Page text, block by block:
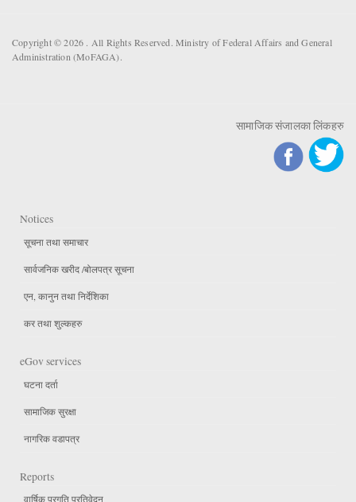
Copyright © 2026 . All Rights Reserved. Ministry of Federal Affairs and General
Administration (MoFAGA).
सामाजिक संजालका लिंकहरु
Notices
सूचना तथा समाचार
सार्वजनिक खरीद /बोलपत्र सूचना
एन, कानुन तथा निर्देशिका
कर तथा शुल्कहरु
eGov services
घटना दर्ता
सामाजिक सुरक्षा
नागरिक वडापत्र
Reports
वार्षिक प्रगति प्रतिवेदन